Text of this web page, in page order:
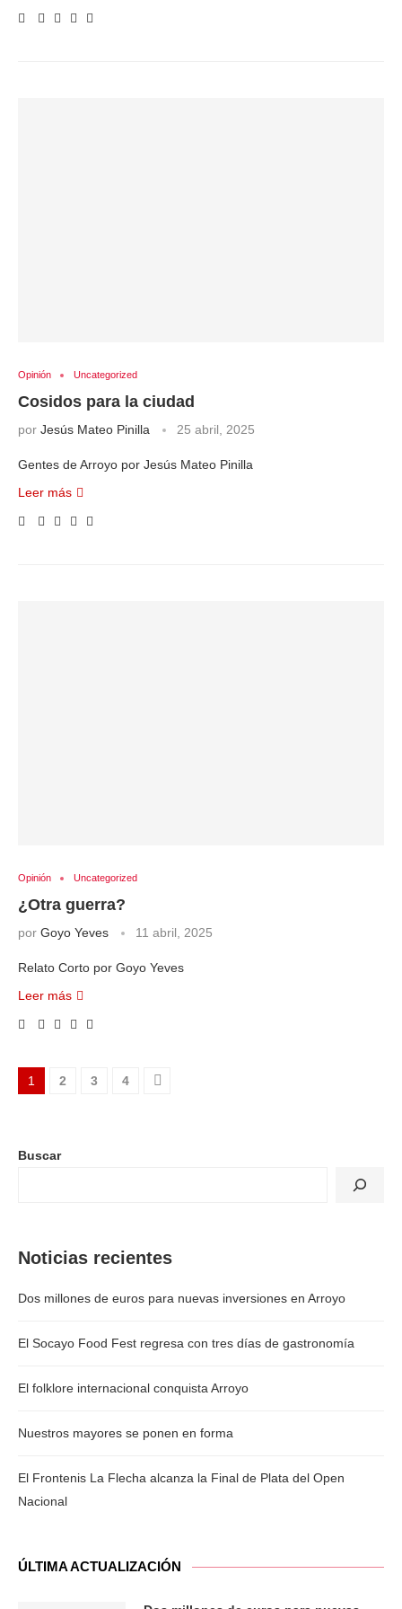
Opinión Uncategorized
Cosidos para la ciudad
por Jesús Mateo Pinilla 25 abril, 2025
Gentes de Arroyo por Jesús Mateo Pinilla
Leer más
Opinión Uncategorized
¿Otra guerra?
por Goyo Yeves 11 abril, 2025
Relato Corto por Goyo Yeves
Leer más
1 2 3 4
Buscar
Noticias recientes
Dos millones de euros para nuevas inversiones en Arroyo
El Socayo Food Fest regresa con tres días de gastronomía
El folklore internacional conquista Arroyo
Nuestros mayores se ponen en forma
El Frontenis La Flecha alcanza la Final de Plata del Open
Nacional
ÚLTIMA ACTUALIZACIÓN